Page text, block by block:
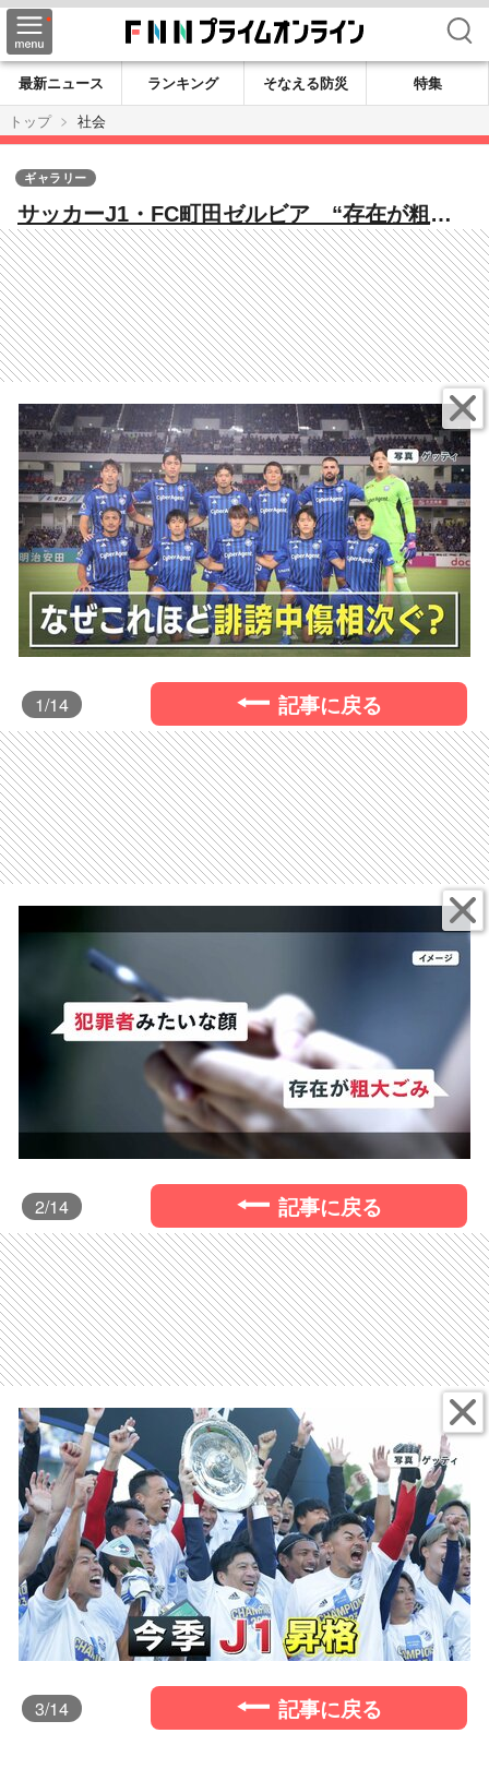
検索
最新ニュース ランキング そなえる防災
特集
トップ
社会
サッカーJ1・FC町田ゼルビア “存在が粗大
ごみ”SNS誹謗中傷を告訴 オーナー藤田晋氏
「もう限界…」罪に問われる境界線は？
ギャラリー
1/14 記事に戻る
2/14 記事に戻る
3/14 記事に戻る